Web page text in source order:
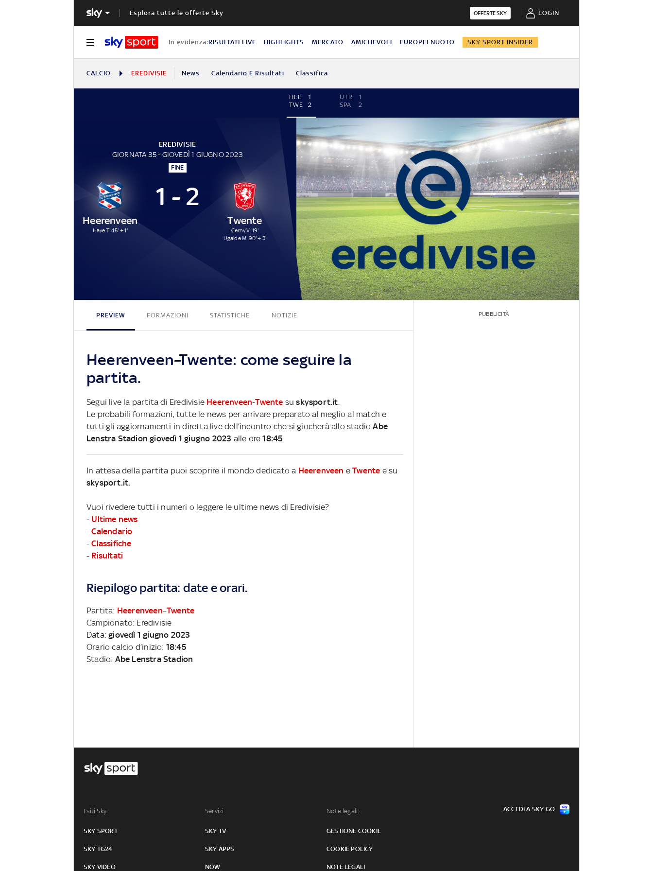
Esplora tutte le offerte Sky OFFERTE SKY LOGIN
In evidenza:RISULTATI LIVE HIGHLIGHTS MERCATO AMICHEVOLI EUROPEI NUOTO SKY SPORT INSIDER
CALCIO EREDIVISIE News Calendario E Risultati Classifica
HEE
1
TWE
2
UTR
1
SPA
2
EREDIVISIE
GIORNATA 35 - GIOVEDÌ 1 GIUGNO 2023
FINE
Heerenveen
Haye T. 45' + 1'
1 - 2
Twente
Cerny V. 19'
Ugalde M. 90' + 3'
1 - 2
PREVIEW FORMAZIONI STATISTICHE NOTIZIE
Heerenveen–Twente: come seguire la
partita.
Segui live la partita di Eredivisie Heerenveen-Twente suskysport.it
Le probabili formazioni, tutte le news per arrivare preparato al meglio al match e
tutti gli aggiornamenti in diretta live dell’incontro che si giocherà allo stadioAbe
Lenstra Stadion giovedì 1 giugno 2023 alle ore18:45
In attesa della partita puoi scoprire il mondo dedicato a Heerenveen eTwente e su
skysport.it.
Vuoi rivedere tutti i numeri o leggere le ultime news di Eredivisie?
- Ultime news
-Calendario
-Classifiche
- Risultati
Riepilogo partita: date e orari.
Partita: Heerenveen–Twente
Campionato: Eredivisie
Data:giovedì 1 giugno 2023
Orario calcio d’inizio: 18:45
Stadio: Abe Lenstra Stadion
PUBBLICITÀ
I siti Sky:
SKY SPORT
SKY TG24
SKY VIDEO
Servizi:
SKY TV
SKY APPS
NOW
Note legali:
GESTIONE COOKIE
COOKIE POLICY
NOTE LEGALI
ACCEDI A SKY GO